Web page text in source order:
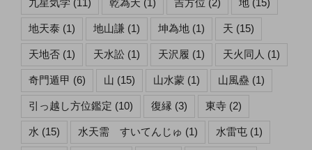
九星気学 (11) 乾為天 (1) 吉方位 (2) 地 (15)
地天泰 (1) 地山謙 (1) 坤為地 (1) 天 (15)
天地否 (1) 天水訟 (1) 天沢履 (1) 天火同人 (1)
奇門遁甲 (6) 山 (15) 山水蒙 (1) 山風蠱 (1)
引っ越し方位鑑定 (10) 復縁 (3) 東寺 (2)
水 (15) 水天需 すいてんじゅ (1) 水雷屯 (1)